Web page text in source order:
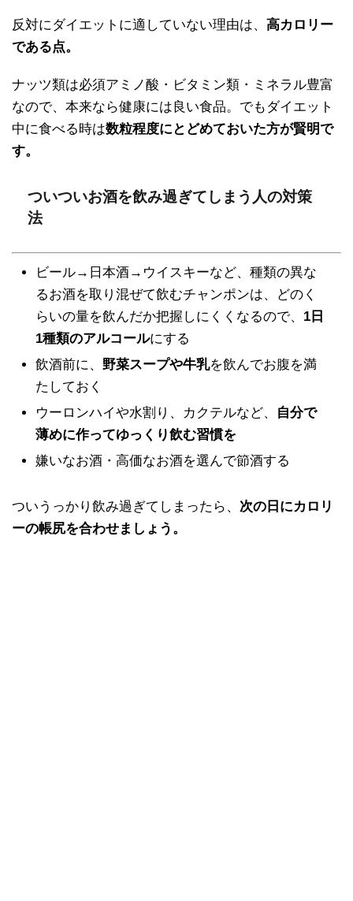
反対にダイエットに適していない理由は、 高カロリー
である点。
ナッツ類は必須アミノ酸・ビタミン類・ミネラル豊富
なので、本来なら健康には良い食品。でもダイエット
中に食べる時は数粒程度にとどめておいた方が賢明で
す。
ついついお酒を飲み過ぎてしまう人の対策
法
ビール→日本酒→ウイスキーなど、種類の異な
るお酒を取り混ぜて飲むチャンポンは、どのく
らいの量を飲んだか把握しにくくなるので、 1日
1種類のアルコールにする
飲酒前に、 野菜スープや牛乳を飲んでお腹を満
たしておく
ウーロンハイや水割り、カクテルなど、
自分で
薄めに作ってゆっくり飲む習慣を
嫌いなお酒・高価なお酒を選んで節酒する
ついうっかり飲み過ぎてしまったら、 次の日にカロリ
ーの帳尻を合わせましょう。